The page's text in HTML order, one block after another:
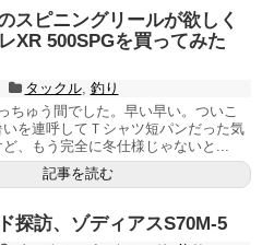
スピニングリールが欲しく
XR 500SPGを買ってみた
タックル, 釣り
ちゅう間でした。早い早い。ついこ
を連呼してＴシャツ短パンだった気
、もう完全に冬仕様じゃないと...
記事を読む
探訪、ゾディアスS70M-5